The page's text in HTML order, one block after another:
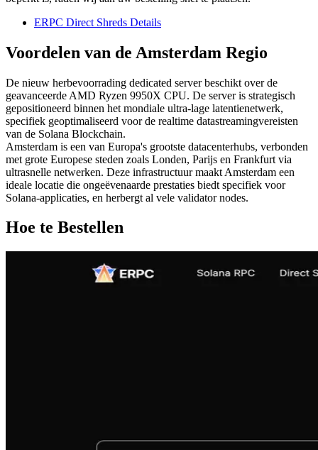
ERPC Direct Shreds Details
Voordelen van de Amsterdam Regio
De nieuw herbevoorrading dedicated server beschikt over de
geavanceerde AMD Ryzen 9950X CPU. De server is strategisch
gepositioneerd binnen het mondiale ultra-lage latentienetwerk,
specifiek geoptimaliseerd voor de realtime datastreamingvereisten
van de Solana Blockchain.
Amsterdam is een van Europa's grootste datacenterhubs, verbonden
met grote Europese steden zoals Londen, Parijs en Frankfurt via
ultrasnelle netwerken. Deze infrastructuur maakt Amsterdam een
ideale locatie die ongeëvenaarde prestaties biedt specifiek voor
Solana-applicaties, en herbergt al vele validator nodes.
Hoe te Bestellen